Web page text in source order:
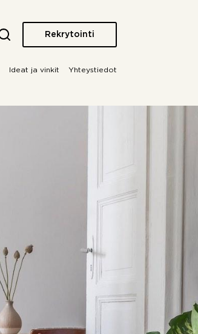
Rekrytointi
Ideat ja vinkit Yhteystiedot